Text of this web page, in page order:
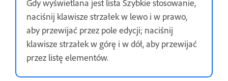
Gdy wyświetlana jest lista Szybkie stosowanie,
naciśnij klawisze strzałek w lewo i w prawo,
aby przewijać przez pole edycji; naciśnij
klawisze strzałek w górę i w dół, aby przewijać
przez listę elementów.